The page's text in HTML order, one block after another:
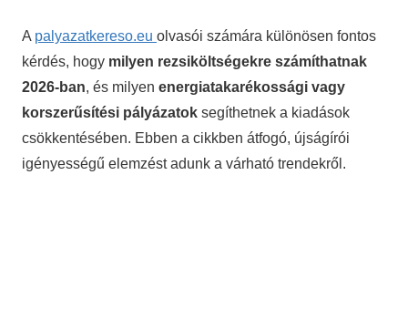
A palyazatkereso.eu olvasói számára különösen fontos
kérdés, hogy milyen rezsiköltségekre számíthatnak
2026-ban, és milyen energiatakarékossági vagy
korszerűsítési pályázatok segíthetnek a kiadások
csökkentésében. Ebben a cikkben átfogó, újságírói
igényességű elemzést adunk a várható trendekről.